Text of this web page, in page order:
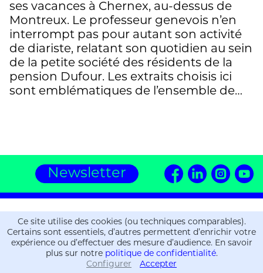
Informations
Informations
ses vacances à Chernex, au-dessus de
Montreux. Le professeur genevois n’en
interrompt pas pour autant son activité
de diariste, relatant son quotidien au sein
de la petite société des résidents de la
pension Dufour. Les extraits choisis ici
sont emblématiques de l’ensemble de…
Newsletter
Editions ZOE
16, chemin de la Gravière
CH-1225 Chêne-Bourg
+41 (0)22 309 36 06
Ce site utilise des cookies (ou techniques comparables).
Certains sont essentiels, d’autres permettent d’enrichir votre
expérience ou d’effectuer des mesure d’audience. En savoir
plus sur notre politique de confidentialité.
Configurer
Accepter